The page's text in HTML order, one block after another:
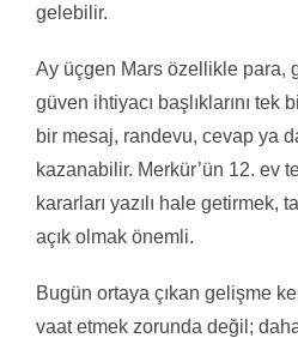
gelebilir.
Ay üçgen Mars özellikle para,
güven ihtiyacı başlıklarını tek
bir mesaj, randevu, cevap ya
kazanabilir. Merkür’ün 12. ev
kararları yazılı hale getirmek,
açık olmak önemli.
Bugün ortaya çıkan gelişme
vaat etmek zorunda değil;